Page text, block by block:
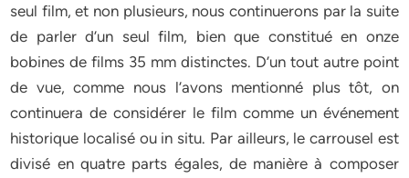
seul film, et non plusieurs, nous continuerons par la suite
de parler d’un seul film, bien que constitué en onze
bobines de films 35 mm distinctes. D’un tout autre point
de vue, comme nous l’avons mentionné plus tôt, on
continuera de considérer le film comme un événement
historique localisé ou in situ. Par ailleurs, le carrousel est
divisé en quatre parts égales, de manière à composer